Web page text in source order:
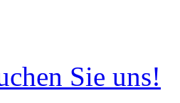
Sie uns!